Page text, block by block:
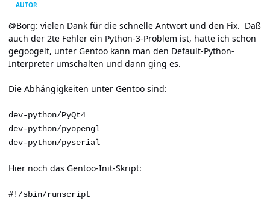
AUTOR
@Borg: vielen Dank für die schnelle Antwort und den Fix. Daß
auch der 2te Fehler ein Python-3-Problem ist, hatte ich schon
gegoogelt, unter Gentoo kann man den Default-Python-
Interpreter umschalten und dann ging es.
Die Abhängigkeiten unter Gentoo sind:
dev-python/PyQt4
dev-python/pyopengl
dev-python/pyserial
Hier noch das Gentoo-Init-Skript:
#!/sbin/runscript